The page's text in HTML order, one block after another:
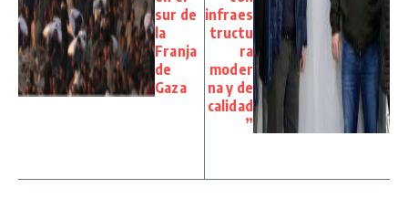
sur de
la
Franja
de
Gaza
infraes
tructu
ra
moder
na y de
calidad
”